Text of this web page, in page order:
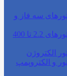
سه فاز و
لیست قیمت الکتروموتورهای 2.2 تا 400
الکتروژن
و الکتروپمپ